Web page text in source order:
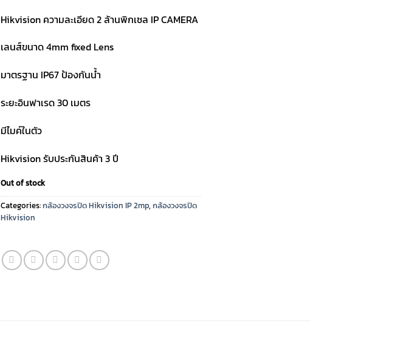
Hikvision ความละเอียด 2 ล้านพิกเซล IP CAMERA
เลนส์ขนาด 4mm fixed Lens
มาตรฐาน IP67 ป้องกันน้ำ
ระยะอินฟาเรด 30 เมตร
มีไมค์ในตัว
Hikvision รับประกันสินค้า 3 ปี
Out of stock
Categories:กล้องวงจรปิด Hikvision IP 2mp, กล้องวงจรปิด
Hikvision